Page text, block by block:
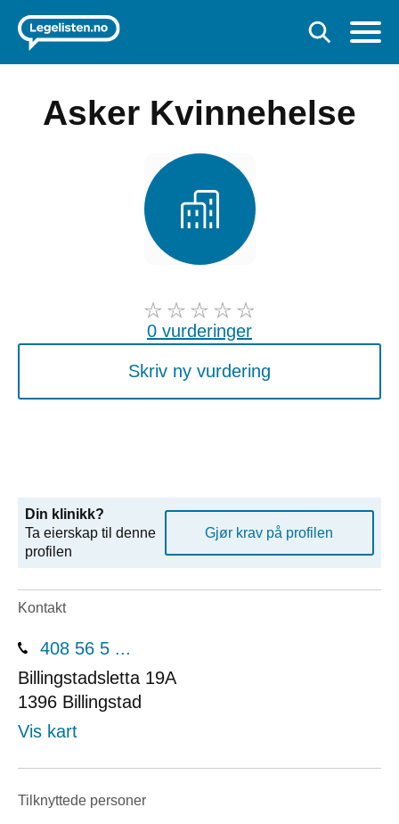
Asker Kvinnehelse
0 vurderinger
Skriv ny vurdering
Din klinikk?
Ta eierskap til denne
profilen
Gjør krav på profilen
Kontakt
408 56 5 ...
Billingstadsletta 19A
1396 Billingstad
Vis kart
Tilknyttede personer